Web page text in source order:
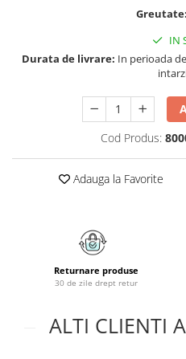
Servetele umede antibacteriene
Solutie curatat mobila
Solutie curatat podele
Solutie curatat geamuri
Stergatoare geam
Solutie curatat covoare
Masini curatat pardoseli
Odorizant camera
Cutii depozitare
Produse cu protectie solara
Pasta de dinti
Produse manichiura &
Luciu si balsam de buze
Produse dezinfectante
Alcool sanitar
Uniforme medicale de unica
folosinta
Greutate:
IN
Durata de livrare: In perioada
Cod Produs:
Adauga la Favorite
Returnare produse
30 de zile drept retur
ALTI CLIENTI